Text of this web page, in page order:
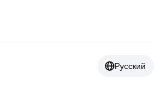
Русский